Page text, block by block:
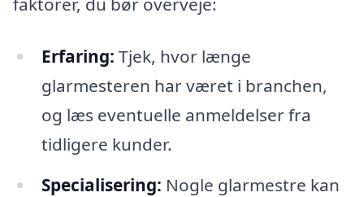
Erfaring: Tjek, hvor længe
glarmesteren har været i branchen,
og læs eventuelle anmeldelser fra
tidligere kunder.
Specialisering: Nogle glarmestre kan